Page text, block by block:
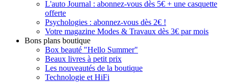
L'auto Journal : abonnez-vous dès 5€ + une casquette
offerte
Psychologies : abonnez-vous dès 2€ !
Votre magazine Modes & Travaux dès 3€ par mois
Bons plans boutique
Box beauté "Hello Summer"
Beaux livres à petit prix
Les nouveautés de la boutique
Technologie et HiFi